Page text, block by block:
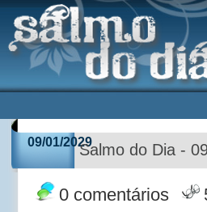
09/01/2029Salmo do Dia -
0 comentários